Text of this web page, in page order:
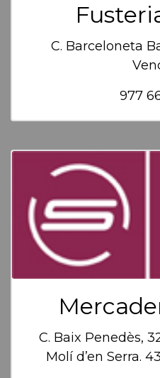
C. Barceloneta
977
C. Baix Penedès,
Molí d’en Serra.